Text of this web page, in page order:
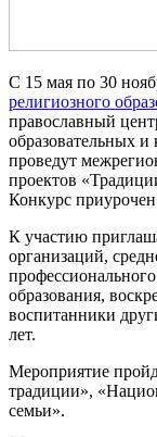
С 15 мая по 30
религиозного
православный
образовательных
проведут
проектов
Конкурс
К участию
организаций,
образования,
воспитанники
лет.
Мероприятие
традиции»,
семьи».